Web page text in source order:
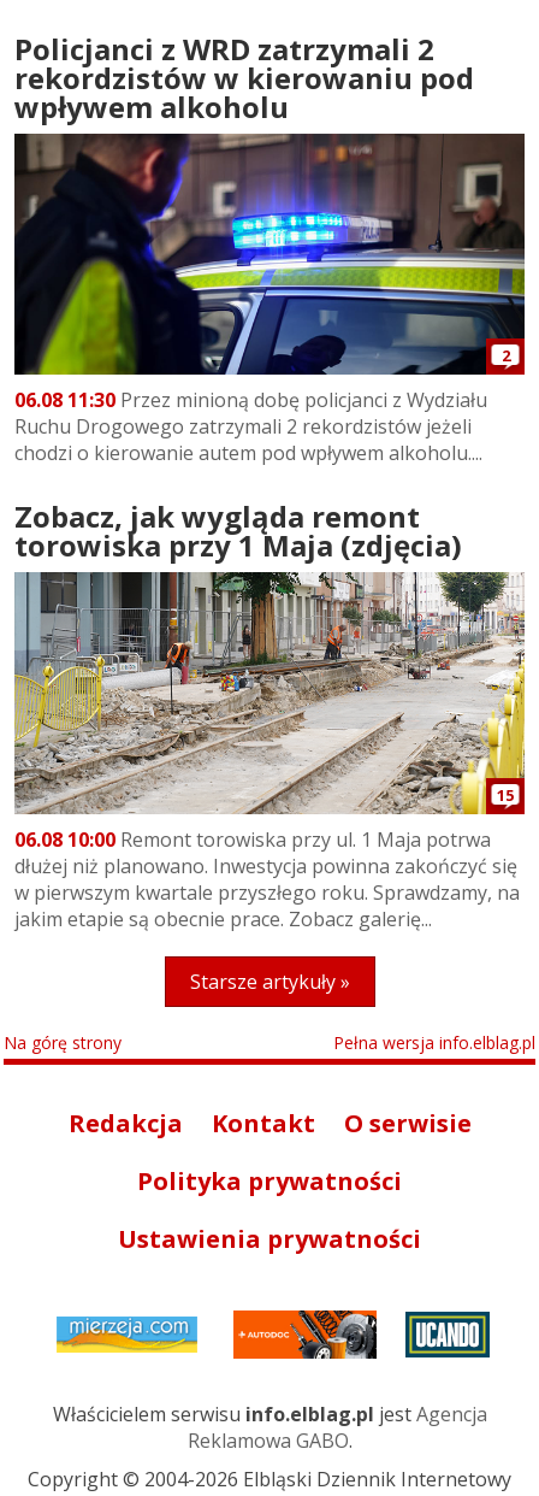
Policjanci z WRD zatrzymali 2
rekordzistów w kierowaniu pod
wpływem alkoholu
2
06.08 11:30 Przez minioną dobę policjanci z Wydziału
Ruchu Drogowego zatrzymali 2 rekordzistów jeżeli
chodzi o kierowanie autem pod wpływem alkoholu....
Zobacz, jak wygląda remont
torowiska przy 1 Maja (zdjęcia)
15
06.08 10:00 Remont torowiska przy ul. 1 Maja potrwa
dłużej niż planowano. Inwestycja powinna zakończyć się
w pierwszym kwartale przyszłego roku. Sprawdzamy, na
jakim etapie są obecnie prace. Zobacz galerię...
Starsze artykuły »
Na górę strony Pełna wersja info.elblag.pl
Redakcja Kontakt
O serwisie
Polityka prywatności
Ustawienia prywatności
Właścicielem serwisu info.elblag.pl jestAgencja
Reklamowa GABO.
Copyright © 2004-2026 Elbląski Dziennik Internetowy